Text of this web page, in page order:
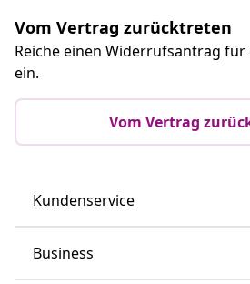
Vom Vertrag zurücktreten
Reiche einen Widerrufsantrag für
ein.
Vom Vertrag
Kundenservice
Business